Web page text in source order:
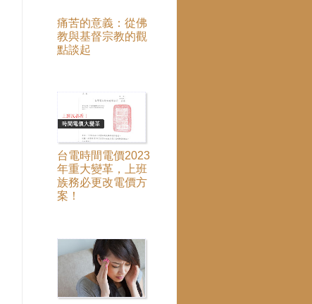
痛苦的意義：從佛
教與基督宗教的觀
點談起
台電時間電價2023
年重大變革，上班
族務必更改電價方
案！